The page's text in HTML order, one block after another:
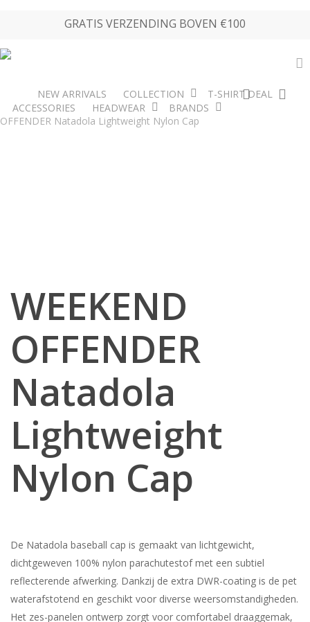
content
GRATIS VERZENDING BOVEN €100
NEW ARRIVALS COLLECTION
T-SHIRT DEAL
ACCESSORIES
HEADWEAR BRANDS
search
HEADWEAR CAPS-BUCKET HATS
WEEKEND
OFFENDER Natadola Lightweight Nylon Cap
WEEKEND
OFFENDER
Natadola
Lightweight
Nylon Cap
De Natadola baseball cap is gemaakt van lichtgewicht,
dichtgeweven 100% nylon parachutestof met een subtiel
reflecterende afwerking. Dankzij de extra DWR-coating is de pet
waterafstotend en geschikt voor diverse weersomstandigheden.
Het zes-panelen ontwerp zorgt voor comfortabel draaggemak,